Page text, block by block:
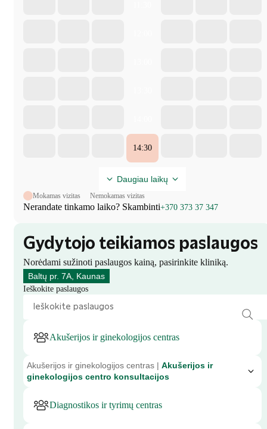
14:30
Daugiau laikų
Mokamas vizitas Nemokamas vizitas
Nerandate tinkamo laiko? Skambinti+370 373 37 347
Gydytojo teikiamos paslaugos
Norėdami sužinoti paslaugos kainą, pasirinkite kliniką.
Baltų pr. 7A, Kaunas
Ieškokite paslaugos
Akušerijos ir ginekologijos centras
Akušerijos ir ginekologijos centras | Akušerijos ir
ginekologijos centro konsultacijos
Diagnostikos ir tyrimų centras